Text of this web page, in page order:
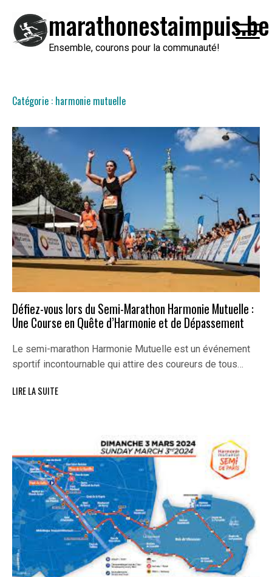
contenu
marathonestaimpuis.be
Ensemble, courons pour la communauté!
Catégorie : harmonie mutuelle
Défiez-vous lors du Semi-Marathon Harmonie Mutuelle :
Une Course en Quête d’Harmonie et de Dépassement
Le semi-marathon Harmonie Mutuelle est un événement
sportif incontournable qui attire des coureurs de tous…
LIRE LA SUITE